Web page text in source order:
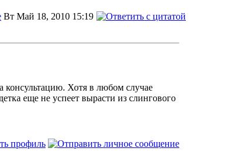
Вт Май 18, 2010 15:19
консультацию. Хотя в любом случае
еще не успеет вырасти из слингового